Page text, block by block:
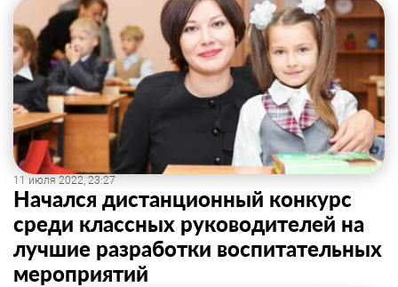
11 июля 2022, 23:27
Начался дистанционный конкурс
среди классных руководителей на
лучшие разработки воспитательных
мероприятий